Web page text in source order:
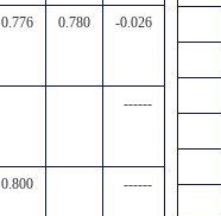
0.776 0.780 -0.026
------
0.800 ------